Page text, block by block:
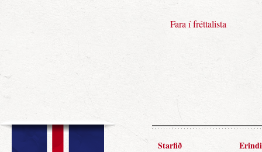
Fara í fréttalista
Starfið Erindi